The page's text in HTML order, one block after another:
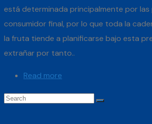
está determinada principalmente por las
consumidor final, por lo que toda la
la fruta tiende a planificarse bajo esta
extrañar por tanto..
Read more